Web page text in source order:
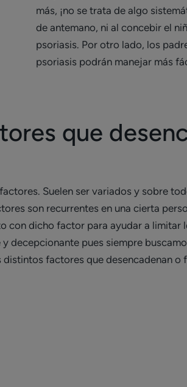
más, ¡no se trata de algo
de antemano, ni al concebir el
psoriasis. Por otro lado, los
psoriasis podrán manejar más
que
Suelen ser variados y sobre
son recurrentes en una cierta
dicho factor para ayudar a limitar
pues siempre
factores que desencadenan o